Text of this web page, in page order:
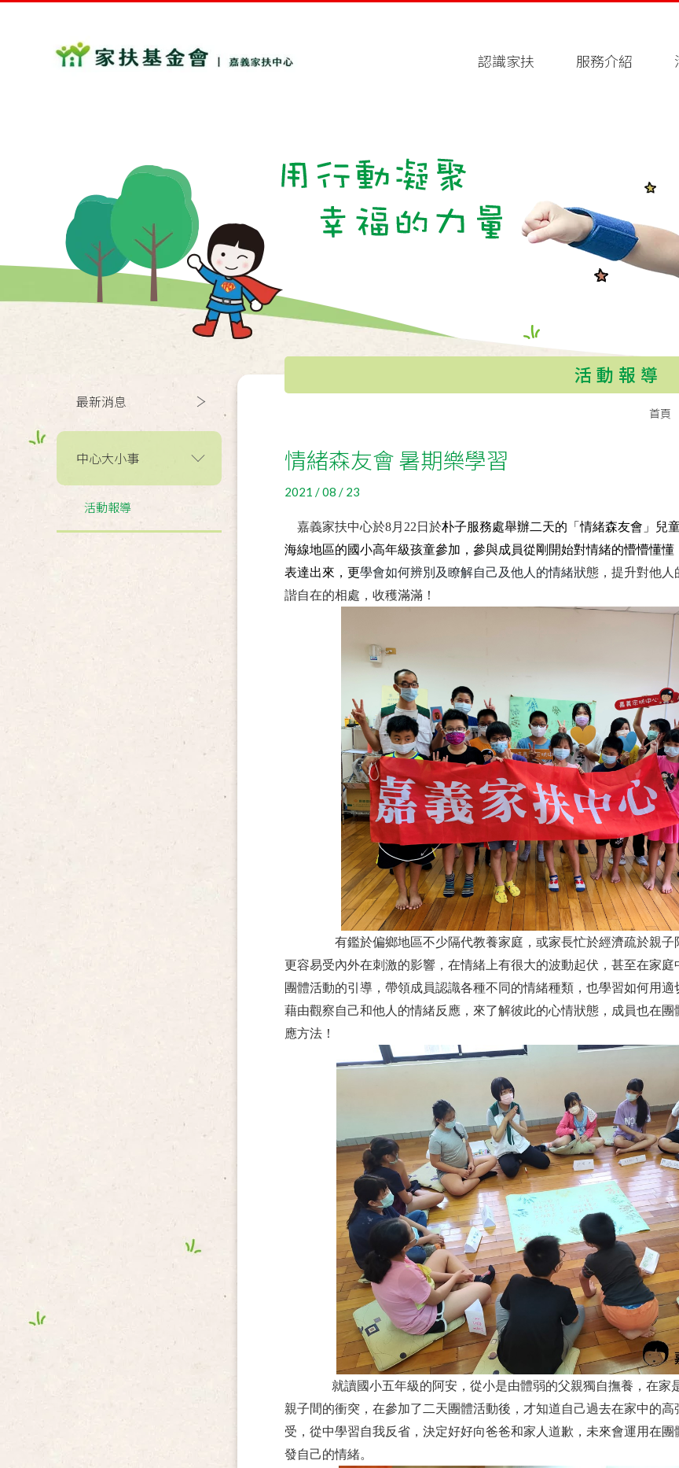
認識家扶 服務介紹
最新消息
中心大小事
活動報導
活動報導
首頁
情緒森友會 暑期樂學習
2021 / 08 / 23
嘉義家扶中心於8月22日於朴子服務處舉辦二天的「情緒森友會」兒
海線地區的國小高年級孩童參加，參與成員從剛開始對情緒的懵懵懂
表達出來，更學會如何辨別及瞭解自己及他人的情緒狀態，提升對他人
諧自在的相處，收穫滿滿！
有鑑於偏鄉地區不少隔代教養家庭，或家長忙於經濟疏於親子
更容易受內外在刺激的影響，在情緒上有很大的波動起伏，甚至在家
團體活動的引導，帶領成員認識各種不同的情緒種類，也學習如何用
藉由觀察自己和他人的情緒反應，來了解彼此的心情狀態，成員也在
應方法！
就讀國小五年級的阿安，從小是由體弱的父親獨自撫養，在家
親子間的衝突，在參加了二天團體活動後，才知道自己過去在家中的
受，從中學習自我反省，決定好好向爸爸和家人道歉，未來會運用在
發自己的情緒。